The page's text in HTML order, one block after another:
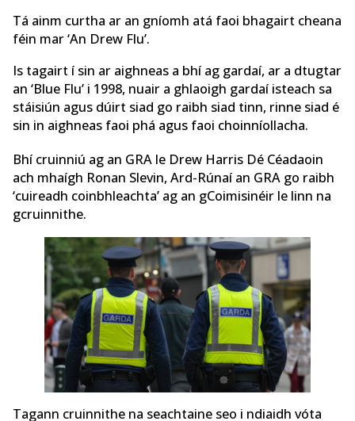
Tá ainm curtha ar an gníomh atá faoi bhagairt cheana
féin mar ‘An Drew Flu’.
Is tagairt í sin ar aighneas a bhí ag gardaí, ar a dtugtar
an ‘Blue Flu’ i 1998, nuair a ghlaoigh gardaí isteach sa
stáisiún agus dúirt siad go raibh siad tinn, rinne siad é
sin in aighneas faoi phá agus faoi choinníollacha.
Bhí cruinniú ag an GRA le Drew Harris Dé Céadaoin
ach mhaígh Ronan Slevin, Ard-Rúnaí an GRA go raibh
‘cuireadh coinbhleachta’ ag an gCoimisinéir le linn na
gcruinnithe.
Tagann cruinnithe na seachtaine seo i ndiaidh vóta